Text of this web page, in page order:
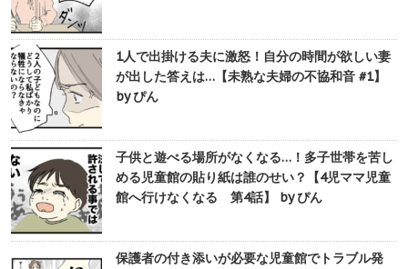
1人で出掛ける夫に激怒！自分の時間が欲しい妻
が出した答えは…【未熟な夫婦の不協和音 #1】
by ぴん
子供と遊べる場所がなくなる…！多子世帯を苦し
める児童館の貼り紙は誰のせい？【4児ママ児童
館へ行けなくなる 第4話】 by ぴん
保護者の付き添いが必要な児童館でトラブル発